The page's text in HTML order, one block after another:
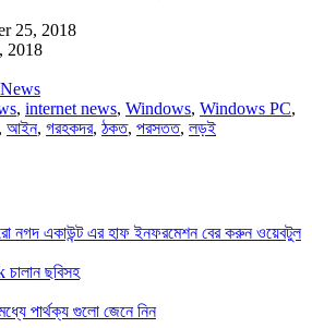
25, 2018
2018
, internet news, Windows, Windows PC,
আইন, গরহকদর, ঠকত, পরসতত, লড়ই
নগদ একাউন্ট এর হাফ ইনফরমেশন বের করুন ওয়েবটুল
ছবিসহ
পার্থক্য গুলো জেনে নিন